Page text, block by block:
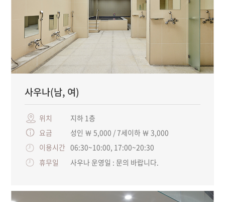
사우나(남, 여)
위치
지하 1층
요금
성인 ￦ 5,000 / 7세이하 ￦ 3,000
이용시간 06:30~10:00, 17:00~20:30
휴무일
사우나 운영일 : 문의 바랍니다.